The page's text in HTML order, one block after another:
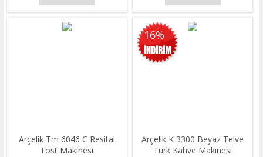
Arçelik Tm 6046 C Resital
Tost Makinesi
16%
Arçelik K 3300 Beyaz Telve
Türk Kahve Makinesi